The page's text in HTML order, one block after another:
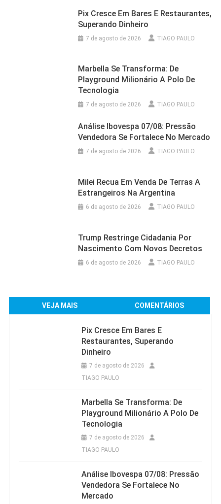
Pix Cresce Em Bares E Restaurantes,
Superando Dinheiro
7 de agosto de 2026 TIAGO PAULO
Marbella Se Transforma: De
Playground Milionário A Polo De
Tecnologia
7 de agosto de 2026 TIAGO PAULO
Análise Ibovespa 07/08: Pressão
Vendedora Se Fortalece No Mercado
7 de agosto de 2026 TIAGO PAULO
Milei Recua Em Venda De Terras A
Estrangeiros Na Argentina
6 de agosto de 2026 TIAGO PAULO
Trump Restringe Cidadania Por
Nascimento Com Novos Decretos
6 de agosto de 2026 TIAGO PAULO
VEJA MAIS COMENTÁRIOS
Pix Cresce Em Bares E
Restaurantes, Superando
Dinheiro
7 de agosto de 2026
TIAGO PAULO
Marbella Se Transforma: De
Playground Milionário A Polo De
Tecnologia
7 de agosto de 2026
TIAGO PAULO
Análise Ibovespa 07/08: Pressão
Vendedora Se Fortalece No
Mercado